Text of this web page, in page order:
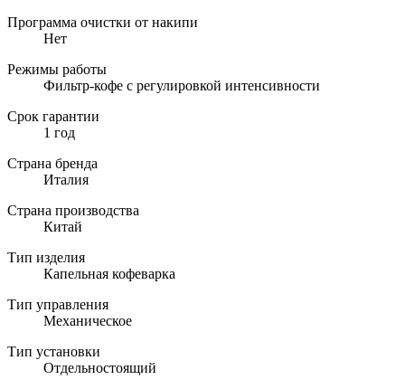
Программа очистки от накипи
Нет
Режимы работы
Фильтр-кофе с регулировкой интенсивности
Срок гарантии
1 год
Страна бренда
Италия
Страна производства
Китай
Тип изделия
Капельная кофеварка
Тип управления
Механическое
Тип установки
Отдельностоящий